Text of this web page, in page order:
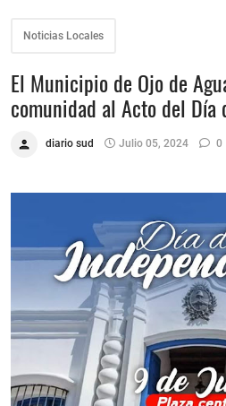
Noticias Locales
El Municipio de Ojo de
comunidad al Acto del Día
diario sud Julio 05, 2024 0